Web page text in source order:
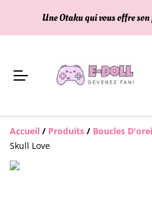
Une Otaku qui vous offre
Accueil / Produits / Boucles
Skull Love